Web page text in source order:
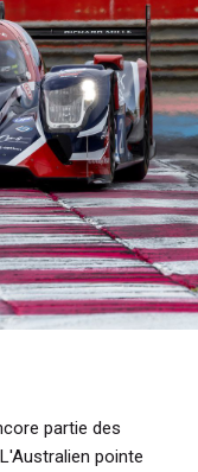
partie des
pointe